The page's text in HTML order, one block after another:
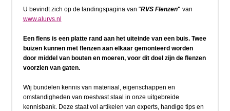
U bevindt zich op de landingspagina van "RVS Flenzen" van
www.alurvs.nl
Een flens is een platte rand aan het uiteinde van een buis. Twee
buizen kunnen met flenzen aan elkaar gemonteerd worden
door middel van bouten en moeren, voor dit doel zijn de flenzen
voorzien van gaten.
Wij bundelen kennis van materiaal, eigenschappen en
omstandigheden van roestvast staal in onze uitgebreide
kennisbank. Deze staat vol artikelen van experts, handige tips en